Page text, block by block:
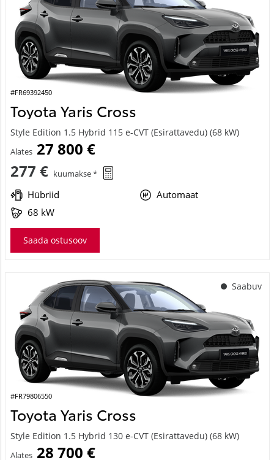
#FR69392450
Toyota Yaris Cross
Style Edition 1.5 Hybrid 115 e-CVT (Esirattavedu) (68 kW)
Alates 27 800 €
277 € kuumakse *
Hübriid
Automaat
68 kW
Saada ostusoov
Saabuv
#FR79806550
Toyota Yaris Cross
Style Edition 1.5 Hybrid 130 e-CVT (Esirattavedu) (68 kW)
Alates 28 700 €